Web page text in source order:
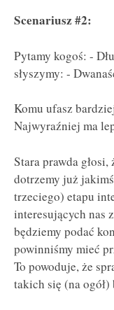
Scenariusz #2:
Pytamy kogoś: -
słyszymy: -
Komu ufasz
Najwyraźniej ma
Stara prawda
dotrzemy już
trzeciego) etapu
interesujących nas
będziemy podać
powinniśmy mieć
To powoduje, że
takich się (na